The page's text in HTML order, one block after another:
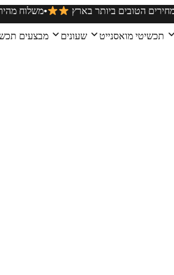
המוסונייט במחירים הטובים ביותר בארץ
תכשיטי מואסנייט שעונים מבצעים